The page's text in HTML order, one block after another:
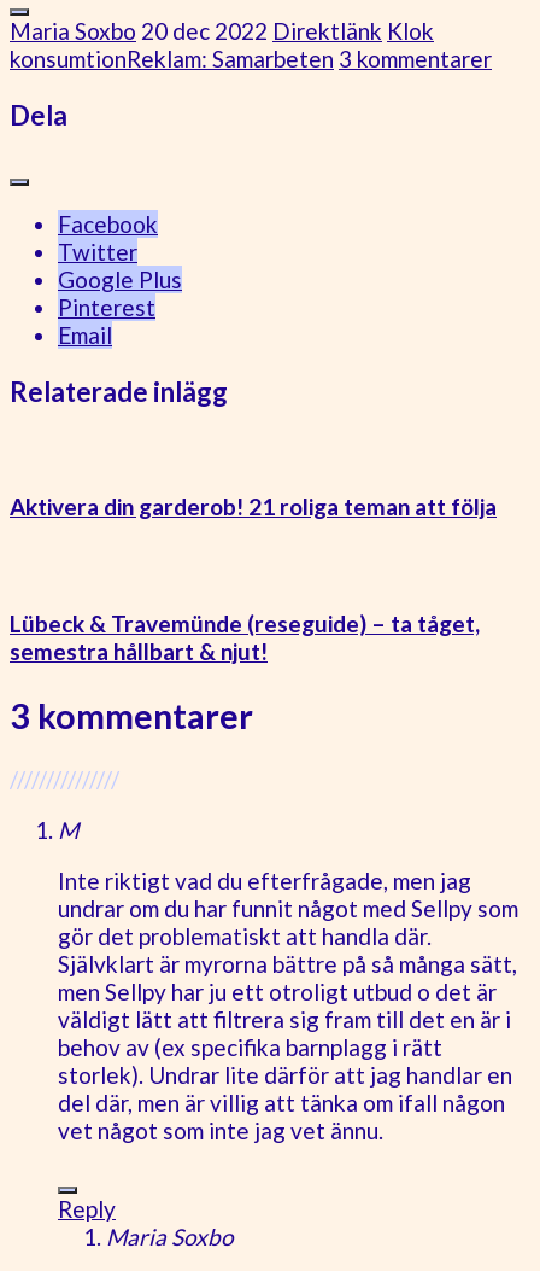
Maria Soxbo 20 dec 2022 Direktlänk Klok
konsumtionReklam: Samarbeten 3 kommentarer
Dela
Facebook
Twitter
Google Plus
Pinterest
Email
Relaterade inlägg
Aktivera din garderob! 21 roliga teman att följa
Lübeck & Travemünde (reseguide) – ta tåget,
semestra hållbart & njut!
3 kommentarer
///////////////
M
Inte riktigt vad du efterfrågade, men jag
undrar om du har funnit något med Sellpy som
gör det problematiskt att handla där.
Självklart är myrorna bättre på så många sätt,
men Sellpy har ju ett otroligt utbud o det är
väldigt lätt att filtrera sig fram till det en är i
behov av (ex specifika barnplagg i rätt
storlek). Undrar lite därför att jag handlar en
del där, men är villig att tänka om ifall någon
vet något som inte jag vet ännu.
Reply
Maria Soxbo